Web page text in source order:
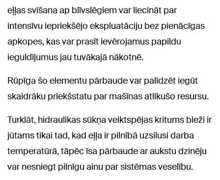
eļļas svīšana ap blīvslēgiem var liecināt par
intensīvu iepriekšējo ekspluatāciju bez pienācīgas
apkopes, kas var prasīt ievērojamus papildu
ieguldījumus jau tuvākajā nākotnē.
Rūpīga šo elementu pārbaude var palīdzēt iegūt
skaidrāku priekšstatu par mašīnas atlikušo resursu.
Turklāt, hidraulikas sūkņa veiktspējas kritums bieži ir
jūtams tikai tad, kad eļļa ir pilnībā uzsilusi darba
temperatūrā, tāpēc īsa pārbaude ar aukstu dzinēju
var nesniegt pilnīgu ainu par sistēmas veselību.